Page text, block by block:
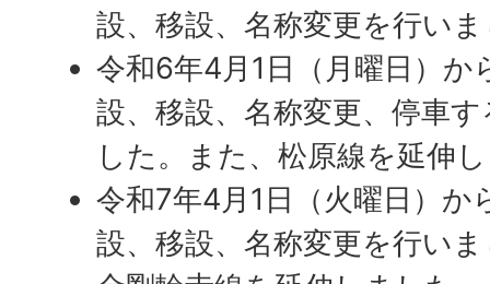
設、移設、名称変更を行い
令和6年4月1日（月曜日）か
設、移設、名称変更、停車
した。また、松原線を延伸
令和7年4月1日（火曜日）か
設、移設、名称変更を行い